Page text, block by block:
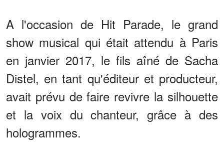
A l'occasion de Hit Parade, le grand
show musical qui était attendu à Paris
en janvier 2017, le fils aîné de Sacha
Distel, en tant qu'éditeur et producteur,
avait prévu de faire revivre la silhouette
et la voix du chanteur, grâce à des
hologrammes.